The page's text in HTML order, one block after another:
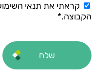
קראתי את תנאי
הקבוצה.*